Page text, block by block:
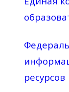
ресурсов